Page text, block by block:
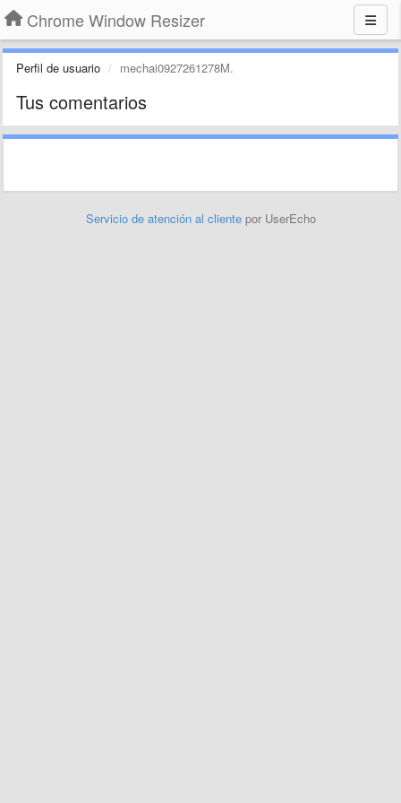
Chrome Window Resizer
Perfil de usuario mechai0927261278M.
Tus comentarios
Servicio de atención al cliente por UserEcho